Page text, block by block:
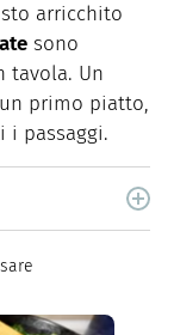
arricchito
sono
tavola. Un
primo piatto,
i passaggi.
passo passo.